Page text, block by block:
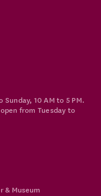
10 AM to 5 PM.
from Tuesday to
& Museum